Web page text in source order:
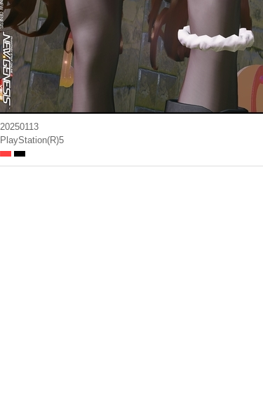
20250113
PlayStation(R)5